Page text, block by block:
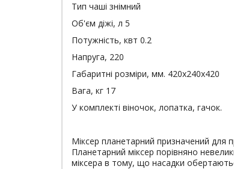
Тип чаші знімний
Об'єм діжі, л 5
Потужність, квт 0.2
Напруга, 220
Габаритні розміри, мм. 420х240х420
Вага, кг 17
У комплекті віночок, лопатка, гачок.
Міксер планетарний призначений для
Планетарний міксер порівняно
міксера в тому, що насадки